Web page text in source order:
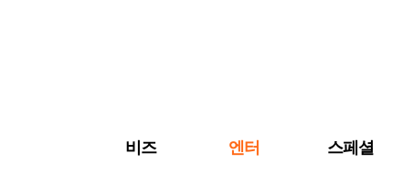
비즈 엔터 스페셜